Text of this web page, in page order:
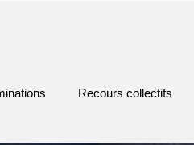
Recours collectifs